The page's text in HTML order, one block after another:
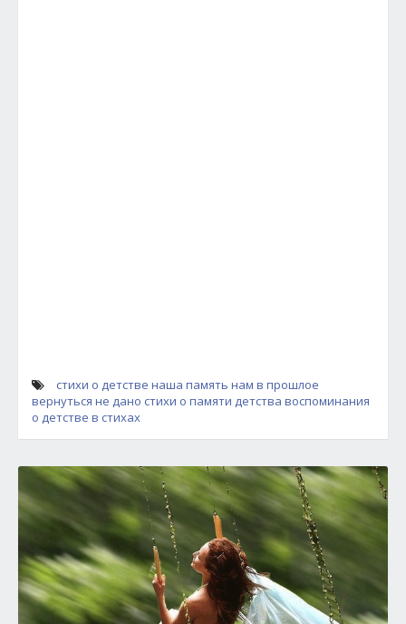
стихи о детстве наша память нам в прошлое
вернуться не дано стихи о памяти детства воспоминания
о детстве в стихах